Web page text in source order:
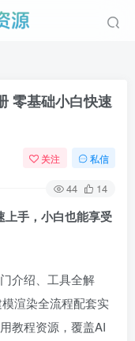
零基础小白快速
关注 私信
44 14
手，小白也能享受
介绍、工具全解
渲染全流程配套实
教程资源，覆盖AI